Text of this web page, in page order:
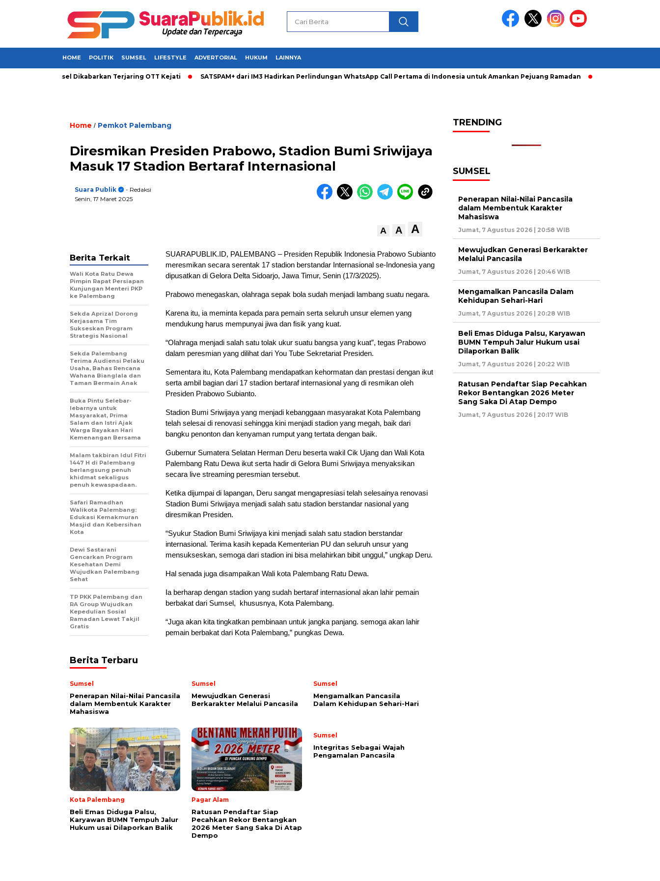
HOME POLITIK SUMSEL LIFESTYLE ADVERTORIAL HUKUM LAINNYA
Bupati di Sumsel Dikabarkan Terjaring OTT Kejati SATSPAM+ dari IM3 Hadirkan Perlindungan WhatsApp Call Pertama di Indonesia untuk Amankan Pejuang Ramadan Pelaku Curanmor
Home / Pemkot Palembang
Diresmikan Presiden Prabowo, Stadion Bumi Sriwijaya
Masuk 17 Stadion Bertaraf Internasional
Suara Publik
- Redaksi
Senin, 17 Maret 2025
A A A
SUARAPUBLIK.ID, PALEMBANG – Presiden Republik Indonesia Prabowo Subianto
meresmikan secara serentak 17 stadion berstandar Internasional se-Indonesia yang
dipusatkan di Gelora Delta Sidoarjo, Jawa Timur, Senin (17/3/2025).
Prabowo menegaskan, olahraga sepak bola sudah menjadi lambang suatu negara.
Karena itu, ia meminta kepada para pemain serta seluruh unsur elemen yang
mendukung harus mempunyai jiwa dan fisik yang kuat.
“Olahraga menjadi salah satu tolak ukur suatu bangsa yang kuat”, tegas Prabowo
dalam peresmian yang dilihat dari You Tube Sekretariat Presiden.
Sementara itu, Kota Palembang mendapatkan kehormatan dan prestasi dengan ikut
serta ambil bagian dari 17 stadion bertaraf internasional yang di resmikan oleh
Presiden Prabowo Subianto.
Stadion Bumi Sriwijaya yang menjadi kebanggaan masyarakat Kota Palembang
telah selesai di renovasi sehingga kini menjadi stadion yang megah, baik dari
bangku penonton dan kenyaman rumput yang tertata dengan baik.
Gubernur Sumatera Selatan Herman Deru beserta wakil Cik Ujang dan Wali Kota
Palembang Ratu Dewa ikut serta hadir di Gelora Bumi Sriwijaya menyaksikan
secara live streaming peresmian tersebut.
Ketika dijumpai di lapangan, Deru sangat mengapresiasi telah selesainya renovasi
Stadion Bumi Sriwijaya menjadi salah satu stadion berstandar nasional yang
diresmikan Presiden.
“Syukur Stadion Bumi Sriwijaya kini menjadi salah satu stadion berstandar
internasional. Terima kasih kepada Kementerian PU dan seluruh unsur yang
mensukseskan, semoga dari stadion ini bisa melahirkan bibit unggul,” ungkap Deru.
Hal senada juga disampaikan Wali kota Palembang Ratu Dewa.
Ia berharap dengan stadion yang sudah bertaraf internasional akan lahir pemain
berbakat dari Sumsel, khususnya, Kota Palembang.
“Juga akan kita tingkatkan pembinaan untuk jangka panjang. semoga akan lahir
pemain berbakat dari Kota Palembang,” pungkas Dewa.
Berita Terkait
Wali Kota Ratu Dewa
Pimpin Rapat Persiapan
Kunjungan Menteri PKP
ke Palembang
Sekda Aprizal Dorong
Kerjasama Tim
Sukseskan Program
Strategis Nasional
Sekda Palembang
Terima Audiensi Pelaku
Usaha, Bahas Rencana
Wahana Bianglala dan
Taman Bermain Anak
Buka Pintu Selebar-
lebarnya untuk
Masyarakat, Prima
Salam dan Istri Ajak
Warga Rayakan Hari
Kemenangan Bersama
Malam takbiran Idul Fitri
1447 H di Palembang
berlangsung penuh
khidmat sekaligus
penuh kewaspadaan.
Safari Ramadhan
Walikota Palembang:
Edukasi Kemakmuran
Masjid dan Kebersihan
Kota
Dewi Sastarani
Gencarkan Program
Kesehatan Demi
Wujudkan Palembang
Sehat
TP PKK Palembang dan
RA Group Wujudkan
Kepedulian Sosial
Ramadan Lewat Takjil
Gratis
Berita Terbaru
Sumsel
Penerapan Nilai-Nilai Pancasila
dalam Membentuk Karakter
Mahasiswa
Sumsel
Mewujudkan Generasi
Berkarakter Melalui Pancasila
Sumsel
Mengamalkan Pancasila
Dalam Kehidupan Sehari-Hari
Kota Palembang
Beli Emas Diduga Palsu,
Karyawan BUMN Tempuh Jalur
Hukum usai Dilaporkan Balik
Pagar Alam
Ratusan Pendaftar Siap
Pecahkan Rekor Bentangkan
2026 Meter Sang Saka Di Atap
Dempo
Sumsel
Integritas Sebagai Wajah
Pengamalan Pancasila
TRENDING
SUMSEL
Penerapan Nilai-Nilai Pancasila
dalam Membentuk Karakter
Mahasiswa
Jumat, 7 Agustus 2026 | 20:58 WIB
Mewujudkan Generasi Berkarakter
Melalui Pancasila
Jumat, 7 Agustus 2026 | 20:46 WIB
Mengamalkan Pancasila Dalam
Kehidupan Sehari-Hari
Jumat, 7 Agustus 2026 | 20:28 WIB
Beli Emas Diduga Palsu, Karyawan
BUMN Tempuh Jalur Hukum usai
Dilaporkan Balik
Jumat, 7 Agustus 2026 | 20:22 WIB
Ratusan Pendaftar Siap Pecahkan
Rekor Bentangkan 2026 Meter
Sang Saka Di Atap Dempo
Jumat, 7 Agustus 2026 | 20:17 WIB